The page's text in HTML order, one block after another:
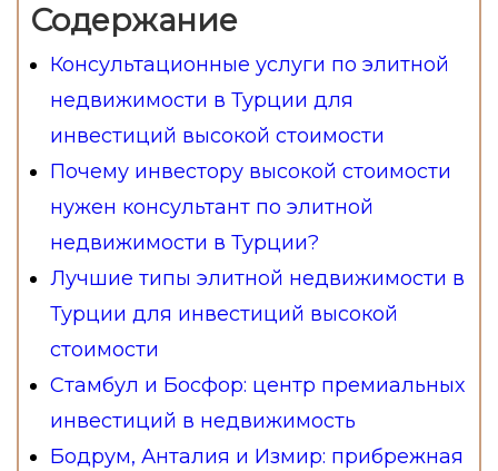
Содержание
Консультационные услуги по элитной
недвижимости в Турции для
инвестиций высокой стоимости
Почему инвестору высокой стоимости
нужен консультант по элитной
недвижимости в Турции?
Лучшие типы элитной недвижимости в
Турции для инвестиций высокой
стоимости
Стамбул и Босфор: центр премиальных
инвестиций в недвижимость
Бодрум, Анталия и Измир: прибрежная